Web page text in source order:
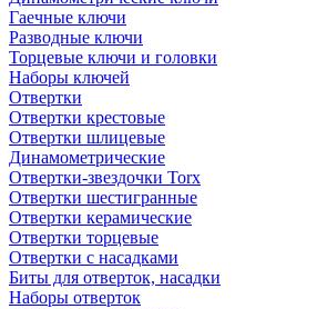
Гаечные ключи
Разводные ключи
Торцевые ключи и головки
Наборы ключей
Отвертки
Отвертки крестовые
Отвертки шлицевые
Динамометрические
Отвертки-звездочки Torx
Отвертки шестигранные
Отвертки керамические
Отвертки торцевые
Отвертки с насадками
Биты для отверток, насадки
Наборы отверток